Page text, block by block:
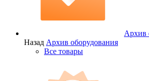
Архив
Назад Архив оборудования
Все товары